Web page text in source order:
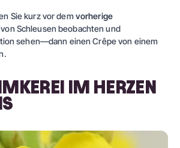
Sie kurz vor dem vorherige
Schleusen beobachten und
sehen—dann einen Crêpe von einem
IM HERZEN